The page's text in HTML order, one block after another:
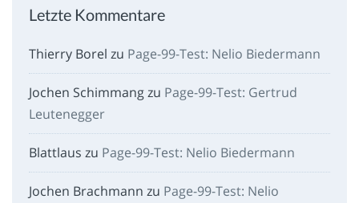
Letzte Kommentare
Thierry Borel zu Page-99-Test: Nelio Biedermann
Jochen Schimmangzu Page-99-Test: Gertrud
Leutenegger
Blattlaus zu Page-99-Test: Nelio Biedermann
Jochen Brachmann zu Page-99-Test: Nelio